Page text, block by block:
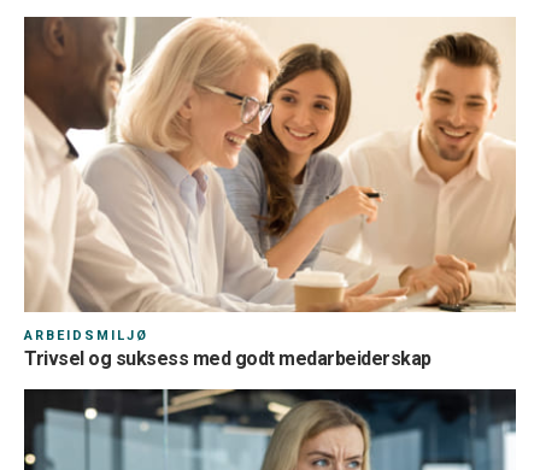
ARBEIDSMILJØ
Trivsel og suksess med godt medarbeiderskap